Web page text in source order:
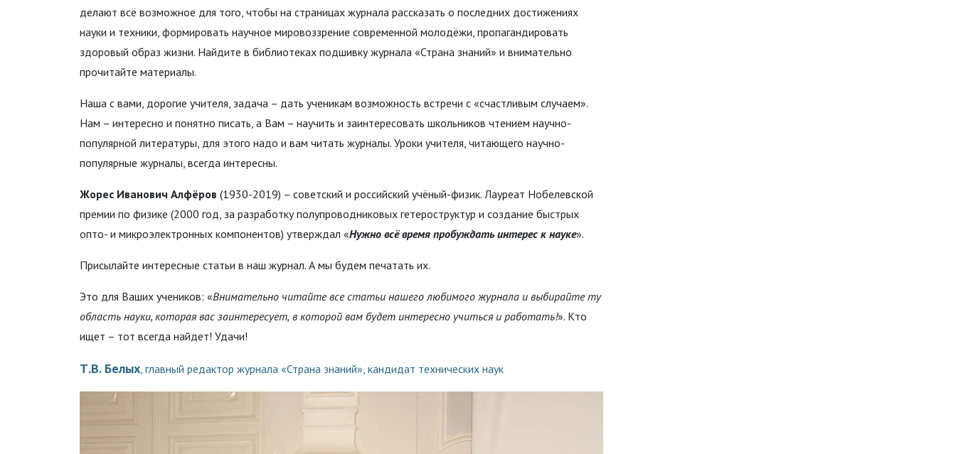
делают всё возможное для того, чтобы на страницах журнала рассказать о последних достижениях
науки и техники, формировать научное мировоззрение современной молодёжи, пропагандировать
здоровый образ жизни. Найдите в библиотеках подшивку журнала «Страна знаний» и внимательно
прочитайте материалы.
Наша с вами, дорогие учителя, задача – дать ученикам возможность встречи с «счастливым случаем».
Нам – интересно и понятно писать, а Вам – научить и заинтересовать школьников чтением научно-
популярной литературы, для этого надо и вам читать журналы. Уроки учителя, читающего научно-
популярные журналы, всегда интересны.
Жорес Иванович Алфёров (1930-2019) – советский и российский учёный-физик. Лауреат Нобелевской
премии по физике (2000 год, за разработку полупроводниковых гетероструктур и создание быстрых
опто- и микроэлектронных компонентов) утверждал «Нужно всё время пробуждать интерес к науке».
Присылайте интересные статьи в наш журнал. А мы будем печатать их.
Это для Ваших учеников: «Внимательно читайте все статьи нашего любимого журнала и выбирайте ту
область науки, котораявас заинтересует, в которой вам будет интересно учиться и работать!». Кто
ищет – тот всегда найдет! Удачи!
Т.В. Белых , главный редактор журнала «Страна знаний», кандидат технических наук